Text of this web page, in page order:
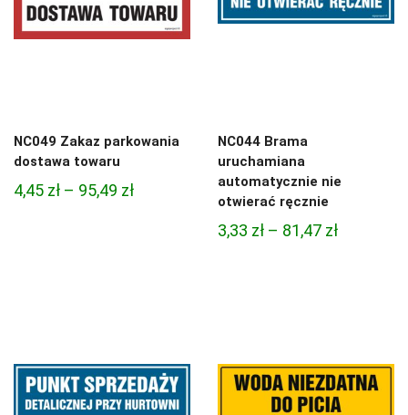
NC049 Zakaz parkowania
dostawa towaru
4,45 zł – 95,49 złZakres
NC044 Brama
uruchamiana
automatycznie nie
otwierać ręcznie
3,33 zł – 81,47 złZakres